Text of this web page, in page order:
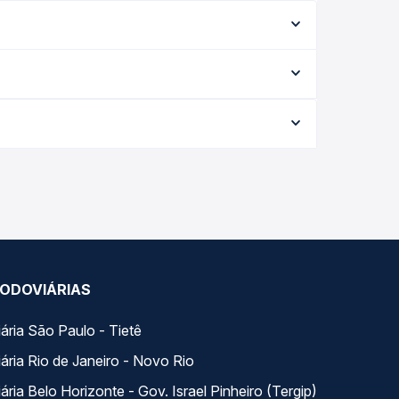
na data desejada.
oferta para o seu roteiro.
São Paulo - Tietê
Rio de Janeiro - Novo Rio
Belo Horizonte - Gov. Israel Pinheiro (Tergip)